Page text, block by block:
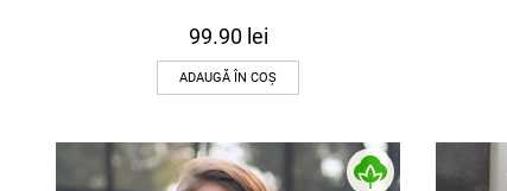
99.90 lei
ADAUGĂ ÎN COȘ